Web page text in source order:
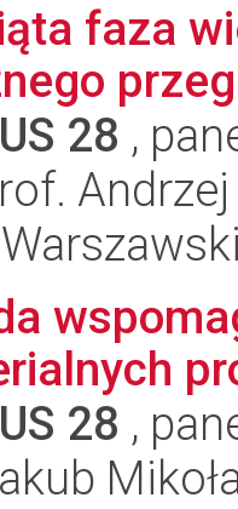
faza
28 ,
28 ,